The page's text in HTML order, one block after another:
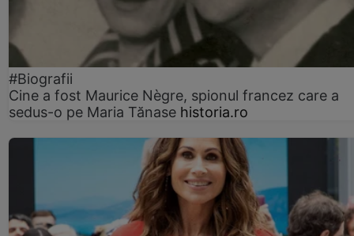
#Biografii
Cine a fost Maurice Nègre, spionul francez care a
sedus-o pe Maria Tănase historia.ro